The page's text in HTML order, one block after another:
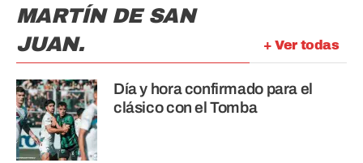
+ Ver todas
MARTÍN DE SAN
JUAN.
Día y hora confirmado para el
clásico con el Tomba